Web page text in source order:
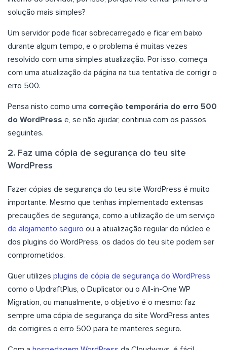
solução mais simples?
Um servidor pode ficar sobrecarregado e ficar em baixo
durante algum tempo, e o problema é muitas vezes
resolvido com uma simples atualização. Por isso, começa
com uma atualização da página na tua tentativa de corrigir o
erro 500.
Pensa nisto como uma correção temporária do erro 500
do WordPress e, se não ajudar, continua com os passos
seguintes.
2. Faz uma cópia de segurança do teu site
WordPress
Fazer cópias de segurança do teu site WordPress é muito
importante. Mesmo que tenhas implementado extensas
precauções de segurança, como a utilização de um serviço
de alojamento seguro ou a atualização regular do núcleo e
dos plugins do WordPress, os dados do teu site podem ser
comprometidos.
Quer utilizes plugins de cópia de segurança do WordPress
como o UpdraftPlus, o Duplicator ou o All-in-One WP
Migration, ou manualmente, o objetivo é o mesmo: faz
sempre uma cópia de segurança do site WordPress antes
de corrigires o erro 500 para te manteres seguro.